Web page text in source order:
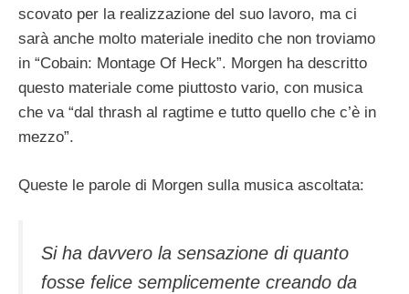
scovato per la realizzazione del suo lavoro, ma ci
sarà anche molto materiale inedito che non troviamo
in “Cobain: Montage Of Heck”. Morgen ha descritto
questo materiale come piuttosto vario, con musica
che va “dal thrash al ragtime e tutto quello che c’è in
mezzo”.
Queste le parole di Morgen sulla musica ascoltata:
Si ha davvero la sensazione di quanto
fosse felice semplicemente creando da